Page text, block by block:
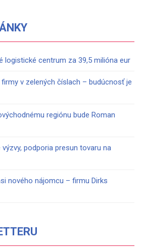
logistické centrum za 39,5 milióna eur
v zelených číslach – budúcnosť je
regiónu bude Roman
podporia presun tovaru na
nového nájomcu – firmu Dirks